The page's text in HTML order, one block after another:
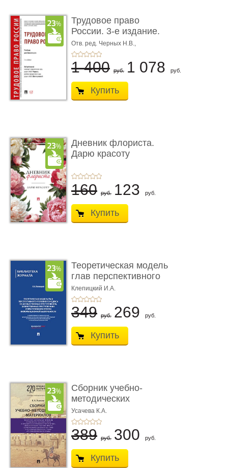
Трудовое право
России. 3-е издание.
Учебник для ...
Отв. ред. Черных Н.В.,
Шестерякова И.В.
1 400 руб. 1 078 руб.
Купить
Дневник флориста.
Дарю красоту
160 руб. 123 руб.
Купить
Теоретическая модель
глав перспективного
УК о ...
Клепицкий И.А.
349 руб. 269 руб.
Купить
Сборник учебно-
методических
материалов по кур ...
Усачева К.А.
389 руб. 300 руб.
Купить